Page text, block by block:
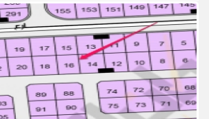
السوم